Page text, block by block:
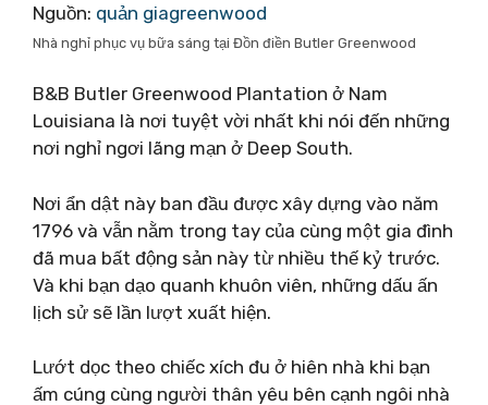
Nguồn: quản giagreenwood
Nhà nghỉ phục vụ bữa sáng tại Đồn điền Butler Greenwood
B&B Butler Greenwood Plantation ở Nam
Louisiana là nơi tuyệt vời nhất khi nói đến những
nơi nghỉ ngơi lãng mạn ở Deep South.
Nơi ẩn dật này ban đầu được xây dựng vào năm
1796 và vẫn nằm trong tay của cùng một gia đình
đã mua bất động sản này từ nhiều thế kỷ trước.
Và khi bạn dạo quanh khuôn viên, những dấu ấn
lịch sử sẽ lần lượt xuất hiện.
Lướt dọc theo chiếc xích đu ở hiên nhà khi bạn
ấm cúng cùng người thân yêu bên cạnh ngôi nhà